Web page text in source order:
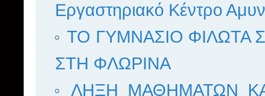
Εργαστηριακό Κέντρο
ΤΟ ΓΥΜΝΑΣΙΟ
ΣΤΗ ΦΛΩΡΙΝΑ
ΛΗΞΗ ΜΑΘΗΜΑΤΩΝ